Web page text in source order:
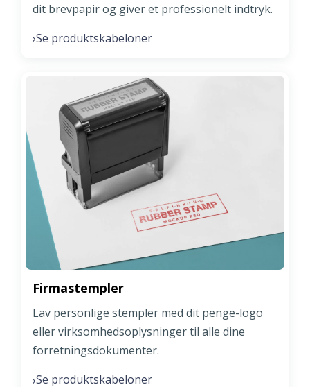
dit brevpapir og giver et professionelt indtryk.
›Se produktskabeloner
Firmastempler
Lav personlige stempler med dit penge-logo
eller virksomhedsoplysninger til alle dine
forretningsdokumenter.
›Se produktskabeloner